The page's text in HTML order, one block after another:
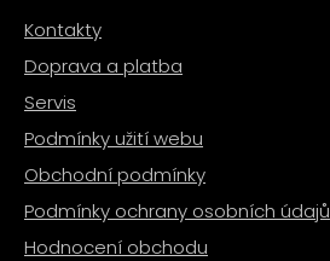
Kontakty
Doprava a platba
Servis
Podmínky užití webu
Obchodní podmínky
Podmínky ochrany osobních údajů
Hodnocení obchodu